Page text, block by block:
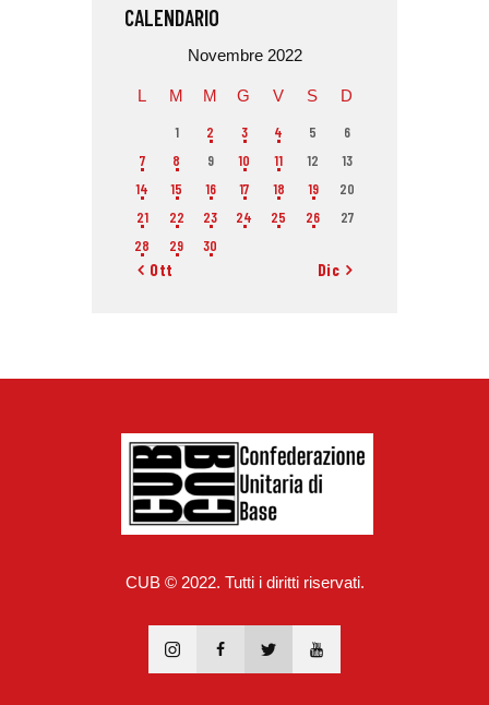
CALENDARIO
Novembre 2022
L M M G V S D
1 2 3 4 5
6
7
8 9 10 11 12
13
14
15 16 17 18 19
20
21
22 23 24 25 26
27
28
29 30
« Ott Dic »
CUB © 2022. Tutti i diritti riservati.